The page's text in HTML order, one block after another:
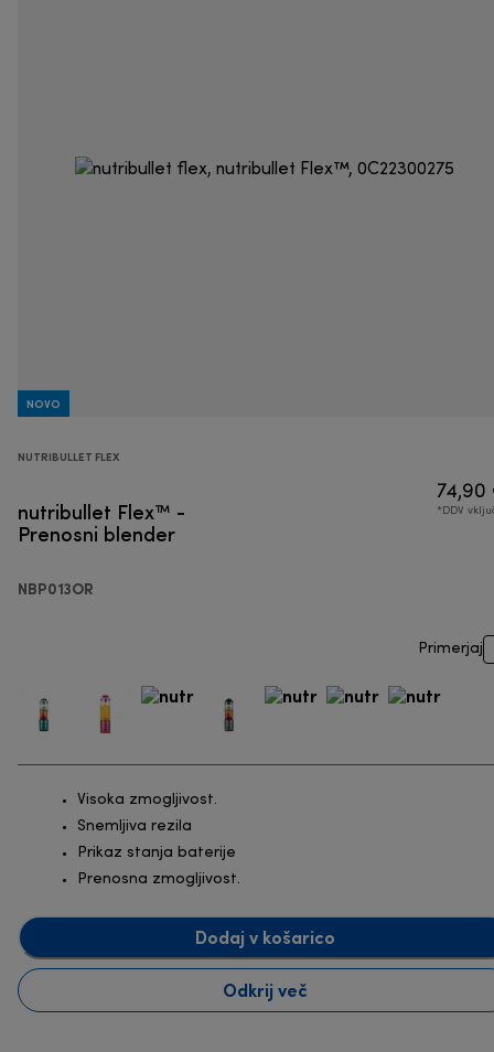
NOVO
NUTRIBULLET FLEX
nutribullet Flex™ -
Prenosni blender
NBP013OR
74,90
*DDV
Primerjaj
Visoka zmogljivost.
Snemljiva rezila
Prikaz stanja baterije
Prenosna zmogljivost.
Dodaj v košarico
Odkrij več